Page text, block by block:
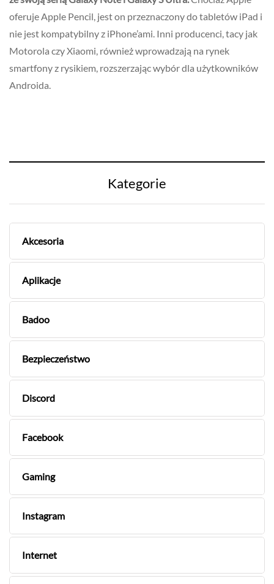
oferuje Apple Pencil, jest on przeznaczony do tabletów iPad i
nie jest kompatybilny z iPhone’ami. Inni producenci, tacy jak
Motorola czy Xiaomi, również wprowadzają na rynek
smartfony z rysikiem, rozszerzając wybór dla użytkowników
Androida.
Kategorie
Akcesoria
Aplikacje
Badoo
Bezpieczeństwo
Discord
Facebook
Gaming
Instagram
Internet